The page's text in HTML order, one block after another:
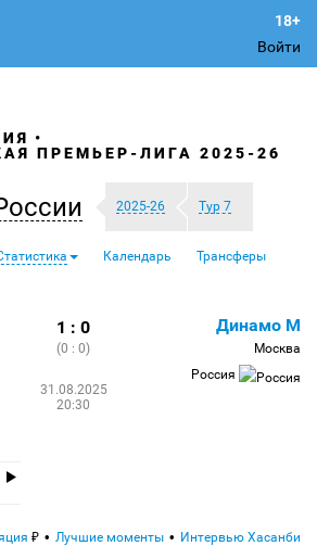
Войти
ПРЕМЬЕР-ЛИГА 2025-26
2025-26 Тур 7
Календарь Трансферы
1 : 0
(0 : 0)
31.08.2025
20:30
Динамо М
Москва
Россия
Лучшие моменты Интервью Хасанби